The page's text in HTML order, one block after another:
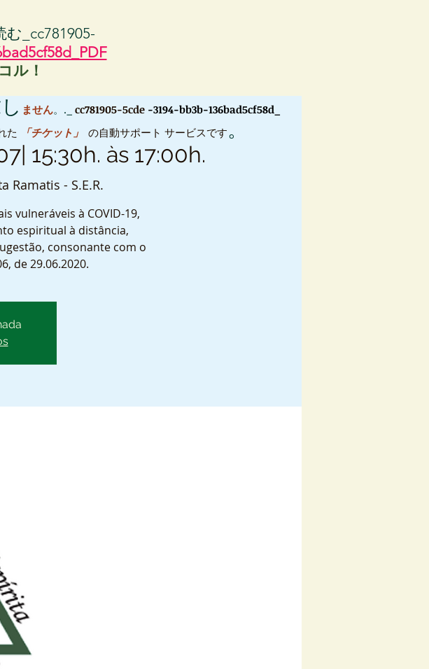
_cc781905-
ル！
15:30h. às 17:00h.
Ramatis - S.E.R.
vulneráveis à COVID-19,
espiritual à distância,
consonante com o
de 29.06.2020.
ません。._ cc781905-5cde -3194-bb3b-136bad5cf58d_
た 「チケット」 の自動サポート サービスです。